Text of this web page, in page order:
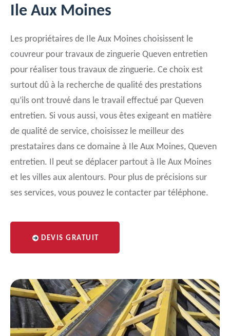
Ile Aux Moines
Les propriétaires de Ile Aux Moines choisissent le
couvreur pour travaux de zinguerie Queven entretien
pour réaliser tous travaux de zinguerie. Ce choix est
surtout dû à la recherche de qualité des prestations
qu’ils ont trouvé dans le travail effectué par Queven
entretien. Si vous aussi, vous êtes exigeant en matière
de qualité de service, choisissez le meilleur des
prestataires dans ce domaine à Ile Aux Moines, Queven
entretien. Il peut se déplacer partout à Ile Aux Moines
et les villes aux alentours. Pour plus de précisions sur
ses services, vous pouvez le contacter par téléphone.
DEVIS GRATUIT